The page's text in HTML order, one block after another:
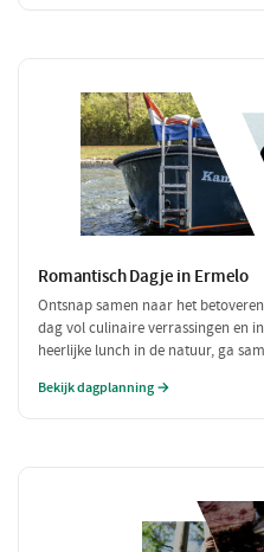
Romantisch Dagje in Ermelo
Ontsnap samen naar het
dag vol culinaire verrassingen en
heerlijke lunch in de natuur, ga
je geliefde!
Bekijk dagplanning →